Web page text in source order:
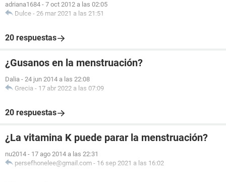
adriana1684 - 7 oct 2012 a las 02:05
Dulce - 26 mar 2021 a las 21:51
20 respuestas
¿Gusanos en la menstruación?
Dalia - 24 jun 2014 a las 22:08
Grecia - 17 abr 2022 a las 07:09
20 respuestas
¿La vitamina K puede parar la menstruación?
nu2014 - 17 ago 2014 a las 22:31
persefhonelee@gmail.com - 16 sep 2021 a las 16:02